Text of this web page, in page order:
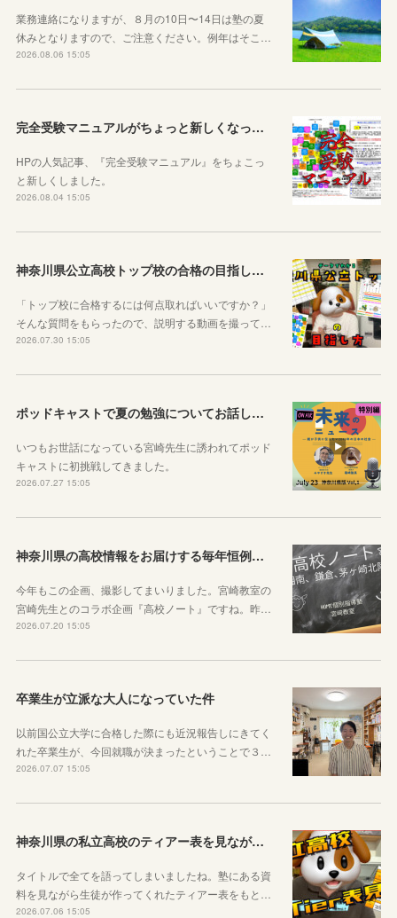
業務連絡になりますが、８月の10日〜14日は塾の夏
休みとなりますので、ご注意ください。例年はそこ…
2026.08.06 15:05
完全受験マニュアルがちょっと新しくなったよ！
HPの人気記事、『完全受験マニュアル』をちょこっ
と新しくしました。
2026.08.04 15:05
神奈川県公立高校トップ校の合格の目指し方について動画をアップしました
「トップ校に合格するには何点取ればいいですか？」
そんな質問をもらったので、説明する動画を撮って…
2026.07.30 15:05
ポッドキャストで夏の勉強についてお話ししています！
いつもお世話になっている宮崎先生に誘われてポッド
キャストに初挑戦してきました。
2026.07.27 15:05
神奈川県の高校情報をお届けする毎年恒例のコラボ企画のお知らせ
今年もこの企画、撮影してまいりました。宮崎教室の
宮崎先生とのコラボ企画『高校ノート』ですね。昨…
2026.07.20 15:05
卒業生が立派な大人になっていた件
以前国公立大学に合格した際にも近況報告しにきてく
れた卒業生が、今回就職が決まったということで３…
2026.07.07 15:05
神奈川県の私立高校のティアー表を見ながら話す動画を作りました！
タイトルで全てを語ってしまいましたね。塾にある資
料を見ながら生徒が作ってくれたティアー表をもと…
2026.07.06 15:05